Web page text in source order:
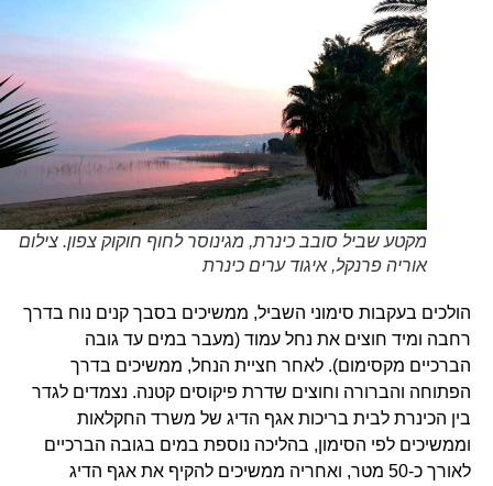
מקטע שביל סובב כינרת, מגינוסר לחוף חוקוק צפון. צילום
אוריה פרנקל, איגוד ערים כינרת
הולכים בעקבות סימוני השביל, ממשיכים בסבך קנים נוח בדרך
רחבה ומיד חוצים את נחל עמוד (מעבר במים עד גובה
הברכיים מקסימום). לאחר חציית הנחל, ממשיכים בדרך
הפתוחה והברורה וחוצים שדרת פיקוסים קטנה. נצמדים לגדר
בין הכינרת לבית בריכות אגף הדיג של משרד החקלאות
וממשיכים לפי הסימון, בהליכה נוספת במים בגובה הברכיים
לאורך כ-50 מטר, ואחריה ממשיכים להקיף את אגף הדיג